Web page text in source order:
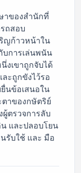
าของสำนักที่
ถสอบ
ญก้าวหน้าใน
การเล่นพนัน
งเขาถูกจับได้
ะถูกขังไว้รอ
นข้อเสนอใน
ตาของกษัตริย์
ผู้ตรวจการลับ
และปลอบโยน
รับใช้ และ มือ